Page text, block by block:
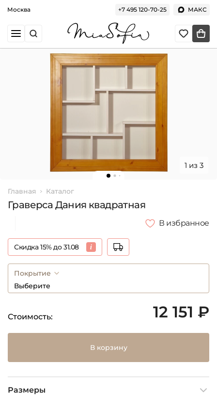
Москва +7 495 120-70-25 МАКС
1 из 3
Главная Каталог
Граверса Дания квадратная
В избранное
Скидка 15% до 31.08
Покрытие
Выберите
Стоимость: 12 151 ₽
В корзину
Размеры